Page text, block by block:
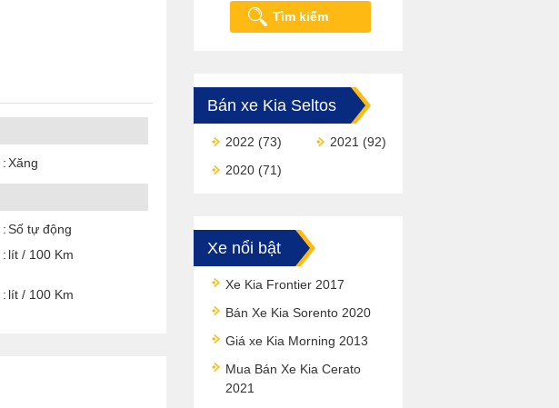
Xăng
Số tự động
lít / 100 Km
lít / 100 Km
Tìm kiếm
Bán xe Kia Seltos
2022 (73) 2021 (92)
2020 (71)
Xe nổi bật
Xe Kia Frontier 2017
Bán Xe Kia Sorento 2020
Giá xe Kia Morning 2013
Mua Bán Xe Kia Cerato
2021